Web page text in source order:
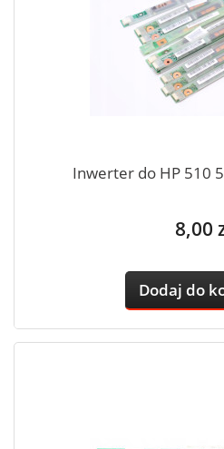
Inwerter do HP 510
Cena
8,00
Dodaj do